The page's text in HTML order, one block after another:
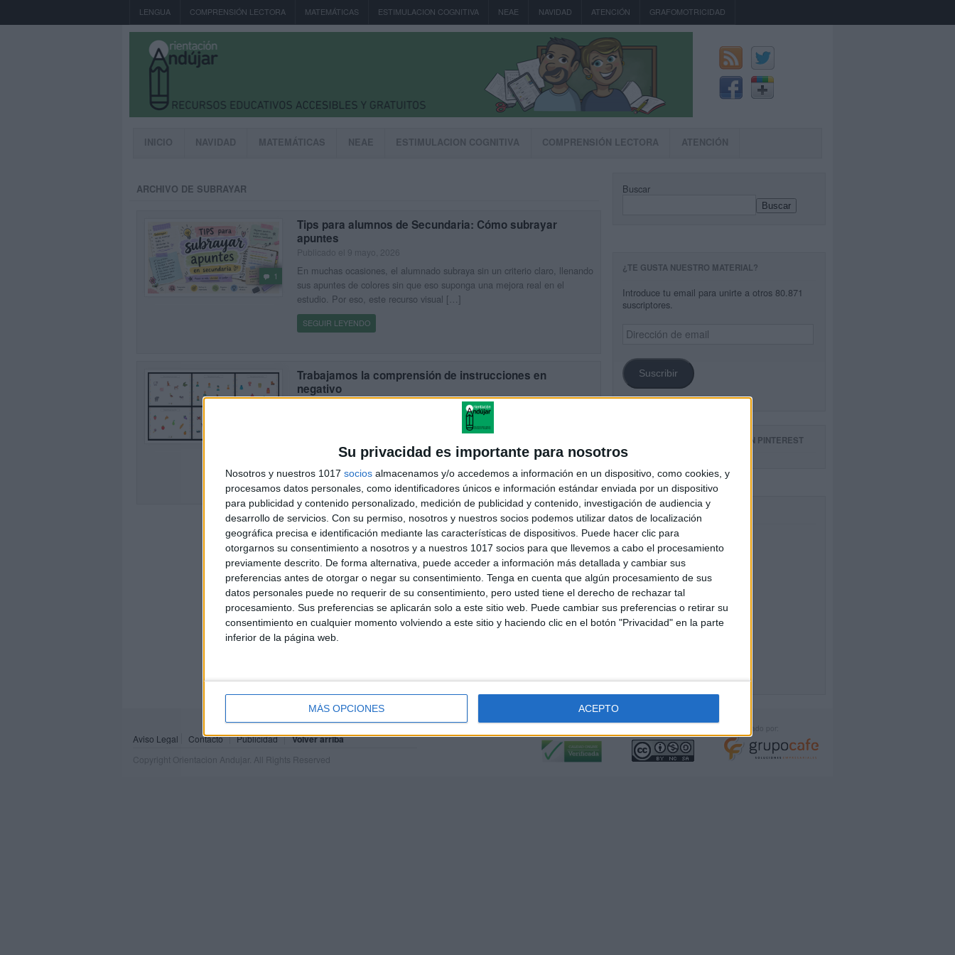
Su privacidad es importante para nosotros
Nosotros y nuestros 1017 socios almacenamos y/o accedemos a información en un dispositivo, como cookies, y
procesamos datos personales, como identificadores únicos e información estándar enviada por un dispositivo
para publicidad y contenido personalizado, medición de publicidad y contenido, investigación de audiencia y
desarrollo de servicios. Con su permiso, nosotros y nuestros socios podemos utilizar datos de localización
geográfica precisa e identificación mediante las características de dispositivos. Puede hacer clic para
otorgarnos su consentimiento a nosotros y a nuestros 1017 socios para que llevemos a cabo el procesamiento
previamente descrito. De forma alternativa, puede acceder a información más detallada y cambiar sus
preferencias antes de otorgar o negar su consentimiento. Tenga en cuenta que algún procesamiento de sus
datos personales puede no requerir de su consentimiento, pero usted tiene el derecho de rechazar tal
procesamiento. Sus preferencias se aplicarán solo a este sitio web. Puede cambiar sus preferencias o retirar su
consentimiento en cualquier momento volviendo a este sitio y haciendo clic en el botón "Privacidad" en la parte
inferior de la página web.
MÁS OPCIONES ACEPTO
LENGUA COMPRENSIÓN LECTORA MATEMÁTICAS ESTIMULACION COGNITIVA NEAE NAVIDAD ATENCIÓN GRAFOMOTRICIDAD
INICIO NAVIDAD MATEMÁTICAS NEAE ESTIMULACION COGNITIVA COMPRENSIÓN LECTORA ATENCIÓN
ARCHIVO DE SUBRAYAR
1
Tips para alumnos de Secundaria: Cómo subrayar
apuntes
En muchas ocasiones, el alumnado subraya sin un criterio claro, llenando
sus apuntes de colores sin que eso suponga una mejora real en el
estudio. Por eso, este recurso visual […]
SEGUIR LEYENDO
Trabajamos la comprensión de instrucciones en
negativo
Publicado el 20 febrero, 2023
La comprensión de instrucciones en negativo es una habilidad esencial
en la vida cotidiana y en el entorno educativo. Las instrucciones en
negativo son aquellas que incluyen palabras como «no», […]
SEGUIR LEYENDO
Buscar
Buscar
¿TE GUSTA NUESTRO MATERIAL?
Introduce tu email para unirte a otros 80.871
suscriptores.
Dirección
de
Suscribir
SIGUE NUESTROS TABLEROS EN PINTEREST
Aviso Legal Contacto Publicidad Volver arriba
Copyright Orientacion Andujar. All Rights Reserved